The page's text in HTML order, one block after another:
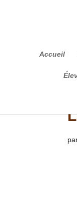
Accueil